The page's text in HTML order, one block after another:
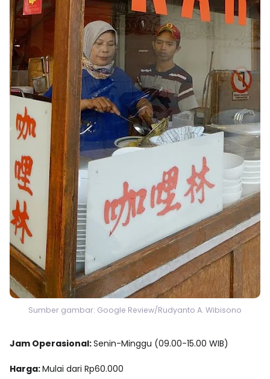
Sumber gambar: Google Review/Rudyanto A. Wibisono
Jam Operasional:Senin-Minggu (09.00-15.00 WIB)
Harga:Mulai dari Rp60.000